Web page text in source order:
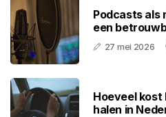
Podcasts als
een
27 mei 2026
Hoeveel kost
halen in